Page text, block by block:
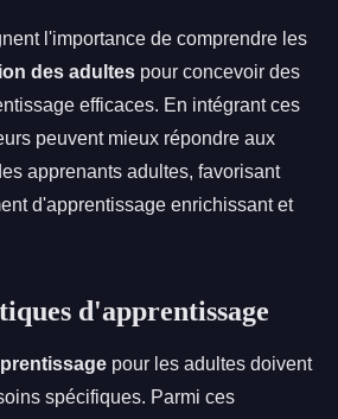
l'importance de comprendre les
des adultes pour concevoir des
efficaces. En intégrant ces
peuvent mieux répondre aux
apprenants adultes, favorisant
d'apprentissage enrichissant et
d'apprentissage
pour les adultes doivent
spécifiques. Parmi ces